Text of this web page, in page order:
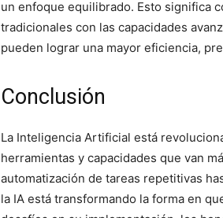
un enfoque equilibrado. Esto significa
tradicionales con las capacidades
pueden lograr una mayor eficiencia,
Conclusión
La Inteligencia Artificial está
herramientas y capacidades que van
automatización de tareas repetitivas
la IA está transformando la forma en